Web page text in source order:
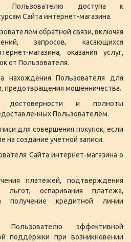
Пользователю доступа к
Сайта интернет-магазина.
обратной связи, включая
запросов, касающихся
магазина, оказания услуг,
от Пользователя.
нахождения Пользователя для
предотвращения мошенничества.
достоверности и полноты
Пользователем.
для совершения покупок, если
на создание учетной записи.
Сайта интернет-магазина о
платежей, подтверждения
оспаривания платежа,
получение кредитной линии
Пользователю эффективной
поддержки при возникновении